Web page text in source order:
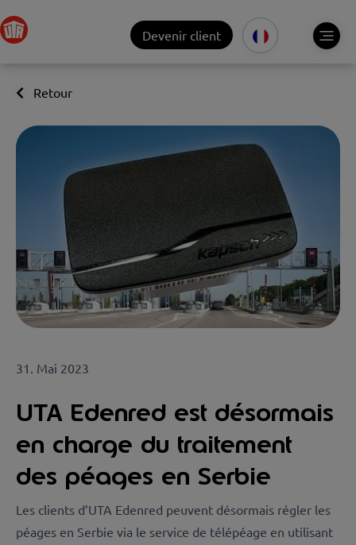
Devenir client
Retour
31. Mai 2023
UTA Edenred est désormais
en charge du traitement
des péages en Serbie
Les clients d’UTA Edenred peuvent désormais régler les
péages en Serbie via le service de télépéage en utilisant